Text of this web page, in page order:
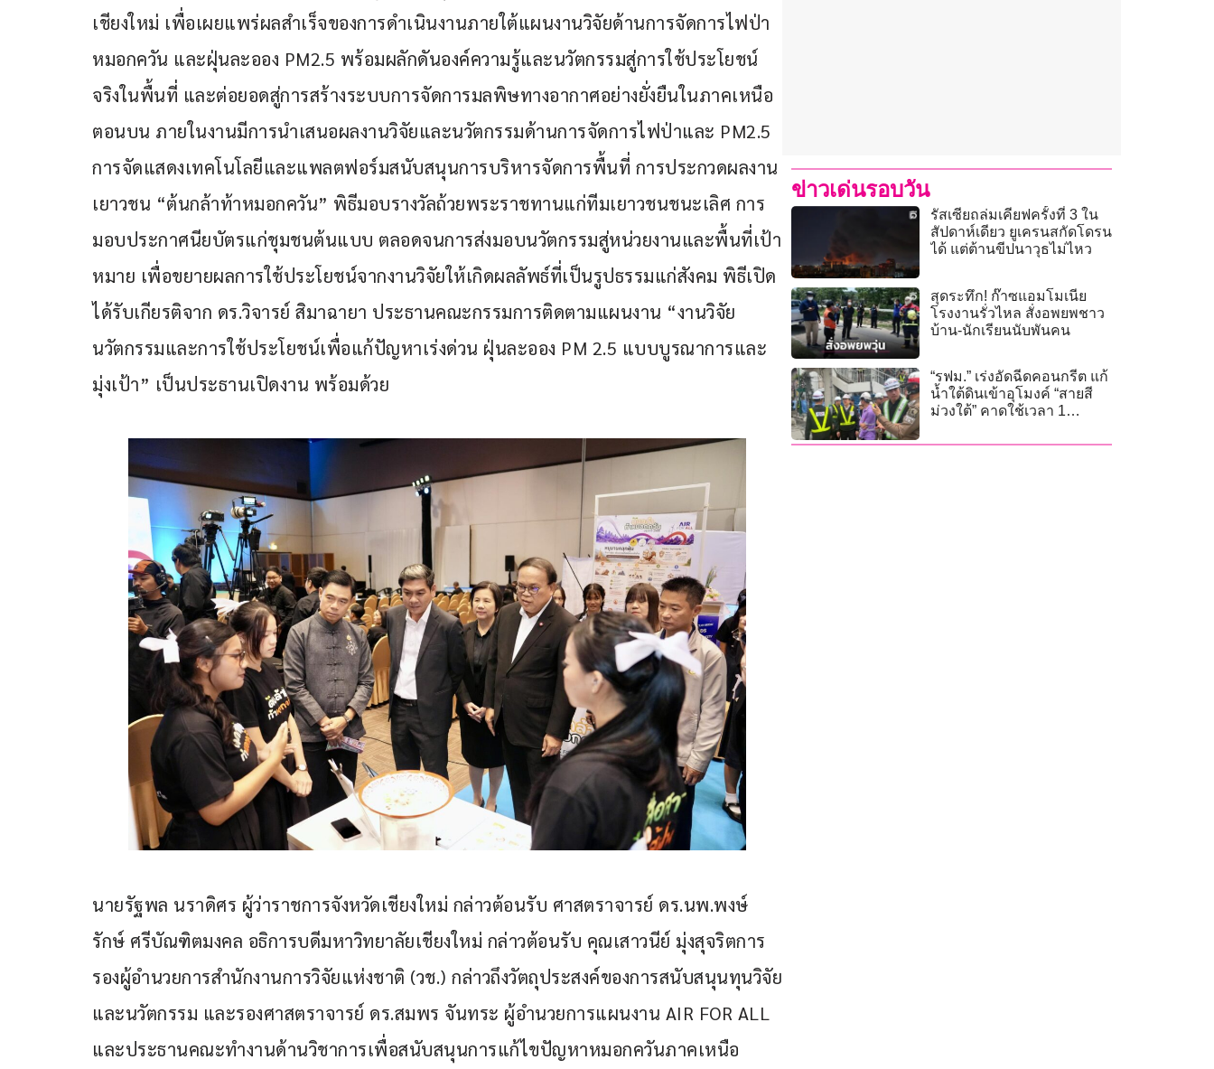
เชียงใหม่ เพื่อเผยแพร่ผลสำเร็จของการดำเนินงานภายใต้แผนงานวิจัยด้านการจัดการไฟป่า
หมอกควัน และฝุ่นละออง PM2.5 พร้อมผลักดันองค์ความรู้และนวัตกรรมสู่การใช้ประโยชน์
จริงในพื้นที่ และต่อยอดสู่การสร้างระบบการจัดการมลพิษทางอากาศอย่างยั่งยืนในภาคเหนือ
ตอนบน ​ภายในงานมีการนำเสนอผลงานวิจัยและนวัตกรรมด้านการจัดการไฟป่าและ PM2.5
การจัดแสดงเทคโนโลยีและแพลตฟอร์มสนับสนุนการบริหารจัดการพื้นที่ การประกวดผลงาน
เยาวชน “ต้นกล้าท้าหมอกควัน” พิธีมอบรางวัลถ้วยพระราชทานแก่ทีมเยาวชนชนะเลิศ การ
มอบประกาศนียบัตรแก่ชุมชนต้นแบบ ตลอดจนการส่งมอบนวัตกรรมสู่หน่วยงานและพื้นที่เป้า
หมาย เพื่อขยายผลการใช้ประโยชน์จากงานวิจัยให้เกิดผลลัพธ์ที่เป็นรูปธรรมแก่สังคม ​พิธีเปิด
ได้รับเกียรติจาก ดร.วิจารย์ สิมาฉายา ประธานคณะกรรมการติดตามแผนงาน “งานวิจัย
นวัตกรรมและการใช้ประโยชน์เพื่อแก้ปัญหาเร่งด่วน ฝุ่นละออง PM 2.5 แบบบูรณาการและ
มุ่งเป้า” เป็นประธานเปิดงาน พร้อมด้วย
นายรัฐพล นราดิศร ผู้ว่าราชการจังหวัดเชียงใหม่ กล่าวต้อนรับ ศาสตราจารย์ ดร.นพ.พงษ์
รักษ์ ศรีบัณฑิตมงคล อธิการบดีมหาวิทยาลัยเชียงใหม่ กล่าวต้อนรับ คุณเสาวนีย์ มุ่งสุจริตการ
รองผู้อำนวยการสำนักงานการวิจัยแห่งชาติ (วช.) กล่าวถึงวัตถุประสงค์ของการสนับสนุนทุนวิจัย
และนวัตกรรม และรองศาสตราจารย์ ดร.สมพร จันทระ ผู้อำนวยการแผนงาน AIR FOR ALL
และประธานคณะทำงานด้านวิชาการเพื่อสนับสนุนการแก้ไขปัญหาหมอกควันภาคเหนือ
ข่าวเด่นรอบวัน
รัสเซียถล่มเคียฟครั้งที่ 3 ใน
สัปดาห์เดียว ยูเครนสกัดโดรน
ได้ แต่ต้านขีปนาวุธไม่ไหว
สุดระทึก! ก๊าซแอมโมเนีย
โรงงานรั่วไหล สั่งอพยพชาว
บ้าน-นักเรียนนับพันคน
“รฟม.” เร่งอัดฉีดคอนกรีต แก้
น้ำใต้ดินเข้าอุโมงค์ “สายสี
ม่วงใต้” คาดใช้เวลา 1